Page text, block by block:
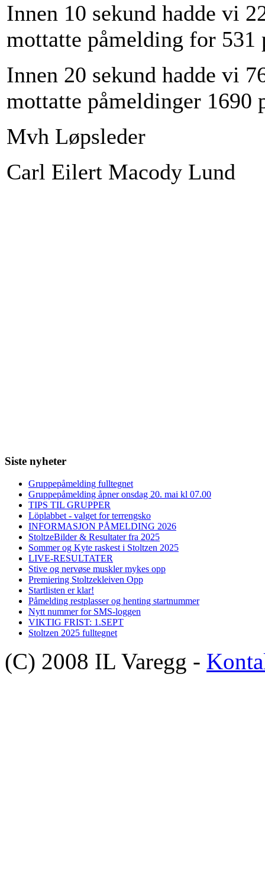
Innen 10 sekund hadde vi
mottatte påmelding for 531
Innen 20 sekund hadde vi
mottatte påmeldinger 1690
Mvh Løpsleder
Carl Eilert Macody Lund
Siste nyheter
Gruppepåmelding fulltegnet
Gruppepåmelding åpner onsdag 20. mai kl 07.00
TIPS TIL GRUPPER
Löplabbet - valget for terrengsko
INFORMASJON PÅMELDING 2026
StoltzeBilder & Resultater fra 2025
Sommer og Kyte raskest i Stoltzen 2025
LIVE-RESULTATER
Stive og nervøse muskler mykes opp
Premiering Stoltzekleiven Opp
Startlisten er klar!
Påmelding restplasser og henting startnummer
Nytt nummer for SMS-loggen
VIKTIG FRIST: 1.SEPT
Stoltzen 2025 fulltegnet
(C) 2008 IL Varegg -